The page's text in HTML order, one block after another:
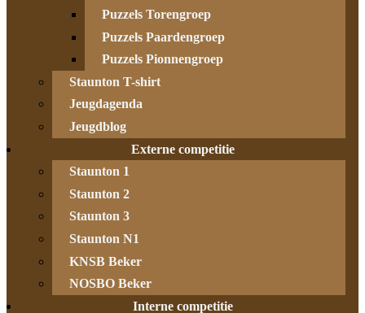
Puzzels Torengroep
Puzzels Paardengroep
Puzzels Pionnengroep
Staunton T-shirt
Jeugdagenda
Jeugdblog
Externe competitie
Staunton 1
Staunton 2
Staunton 3
Staunton N1
KNSB Beker
NOSBO Beker
Interne competitie